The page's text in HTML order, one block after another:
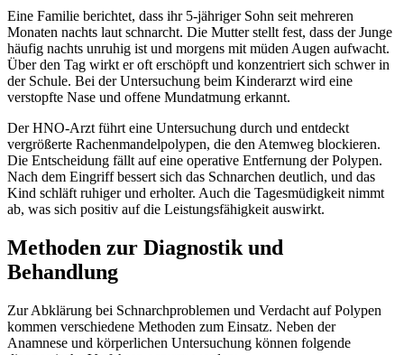
Eine Familie berichtet, dass ihr 5-jähriger Sohn seit mehreren
Monaten nachts laut schnarcht. Die Mutter stellt fest, dass der Junge
häufig nachts unruhig ist und morgens mit müden Augen aufwacht.
Über den Tag wirkt er oft erschöpft und konzentriert sich schwer in
der Schule. Bei der Untersuchung beim Kinderarzt wird eine
verstopfte Nase und offene Mundatmung erkannt.
Der HNO-Arzt führt eine Untersuchung durch und entdeckt
vergrößerte Rachenmandelpolypen, die den Atemweg blockieren.
Die Entscheidung fällt auf eine operative Entfernung der Polypen.
Nach dem Eingriff bessert sich das Schnarchen deutlich, und das
Kind schläft ruhiger und erholter. Auch die Tagesmüdigkeit nimmt
ab, was sich positiv auf die Leistungsfähigkeit auswirkt.
Methoden zur Diagnostik und
Behandlung
Zur Abklärung bei Schnarchproblemen und Verdacht auf Polypen
kommen verschiedene Methoden zum Einsatz. Neben der
Anamnese und körperlichen Untersuchung können folgende